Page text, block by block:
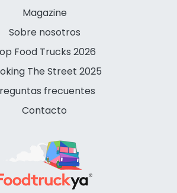
Magazine
Sobre nosotros
Food Trucks 2026
The Street 2025
frecuentes
Contacto